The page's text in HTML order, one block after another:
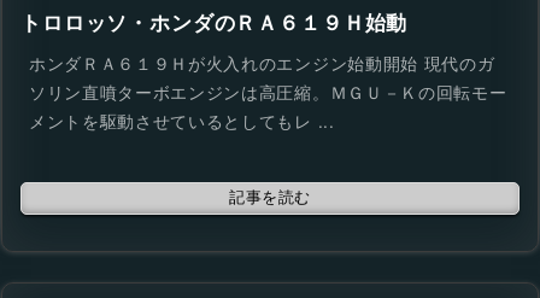
トロロッソ・ホンダのＲＡ６１９Ｈ始動
ホンダＲＡ６１９Ｈが火入れのエンジン始動開始 現代のガ
ソリン直噴ターボエンジンは高圧縮。ＭＧＵ－Ｋの回転モー
メントを駆動させているとしてもレ ...
記事を読む